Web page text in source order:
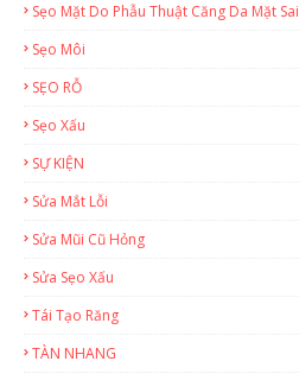
Sẹo Mặt Do Phẫu Thuật Căng Da Mặt Sai
Sẹo Môi
SẸO RỖ
Sẹo Xấu
SỰ KIỆN
Sửa Mắt Lỗi
Sửa Mũi Cũ Hỏng
Sửa Sẹo Xấu
Tái Tạo Răng
TÀN NHANG